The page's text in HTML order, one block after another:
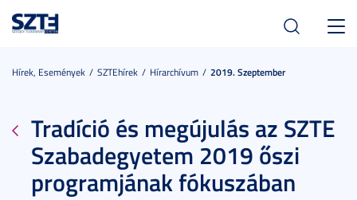
Hírek, Események SZTEhírek Hírarchívum 2019. Szeptember
Tradíció és megújulás az SZTE
Szabadegyetem 2019 őszi
programjának fókuszában